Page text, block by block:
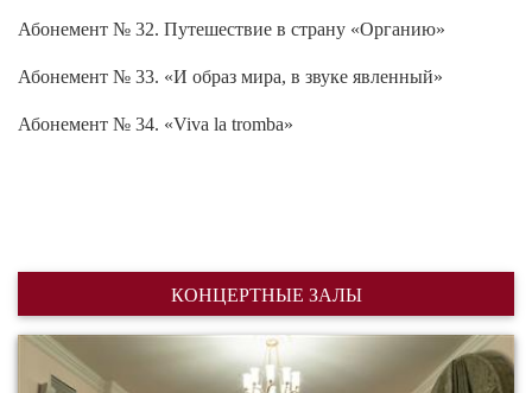
Абонемент № 32. Путешествие в страну «Органию»
Абонемент № 33. «И образ мира, в звуке явленный»
Абонемент № 34. «Viva la tromba»
КОНЦЕРТНЫЕ ЗАЛЫ